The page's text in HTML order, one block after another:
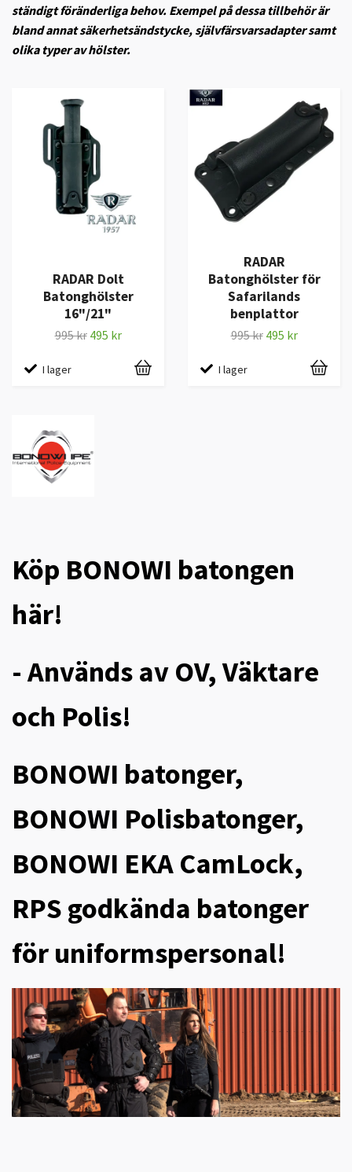
ständigt föränderliga behov. Exempel på dessa tillbehör är
bland annat säkerhetsändstycke, självfärsvarsadapter samt
olika typer av hölster.
RADAR Dolt
Batonghölster
16"/21"
995 kr 495 kr
I lager
RADAR
Batonghölster för
Safarilands
benplattor
995 kr 495 kr
I lager
Köp BONOWI batongen
här!
- Används av OV, Väktare
och Polis!
BONOWI batonger,
BONOWI Polisbatonger,
BONOWI EKA CamLock,
RPS godkända batonger
för uniformspersonal!